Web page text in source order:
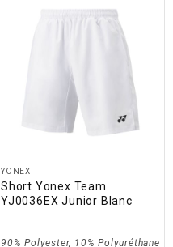
YONEX
Short Yonex Team
YJ0036EX Junior Blanc
90% Polyester, 10% Polyuréthane